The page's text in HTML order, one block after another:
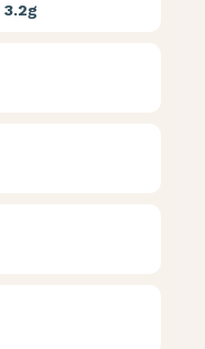
3.2g